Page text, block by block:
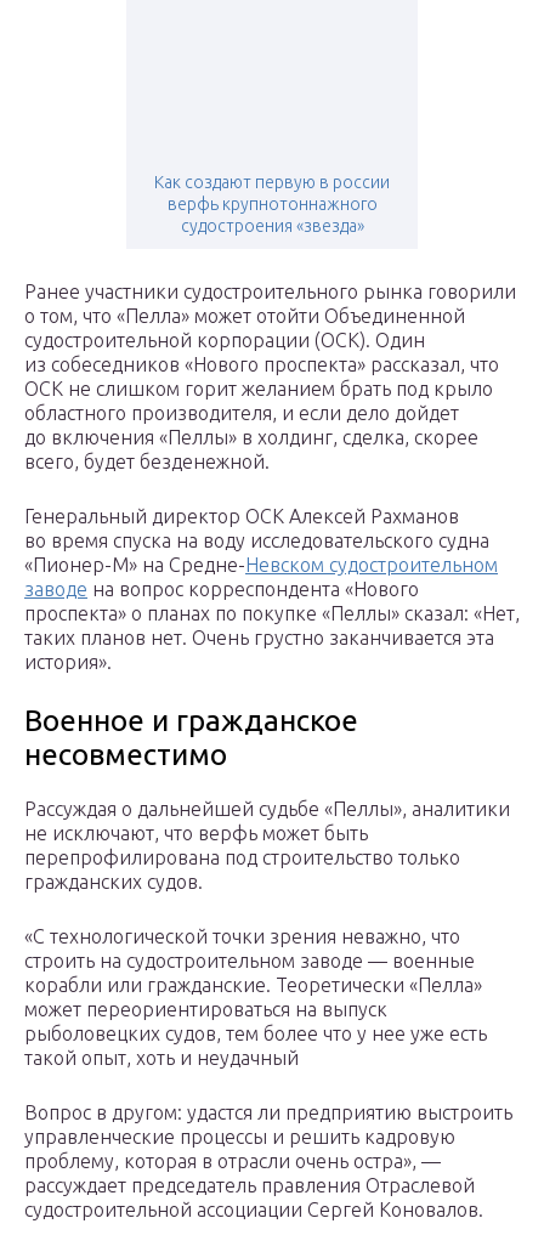
Как создают первую в россии
верфь крупнотоннажного
судостроения «звезда»
Ранее участники судостроительного рынка говорили
о том, что «Пелла» может отойти Объединенной
судостроительной корпорации (ОСК). Один
из собеседников «Нового проспекта» рассказал, что
ОСК не слишком горит желанием брать под крыло
областного производителя, и если дело дойдет
до включения «Пеллы» в холдинг, сделка, скорее
всего, будет безденежной.
Генеральный директор ОСК Алексей Рахманов
во время спуска на воду исследовательского судна
«Пионер-М» на Средне-Невском судостроительном
заводе на вопрос корреспондента «Нового
проспекта» о планах по покупке «Пеллы» сказал: «Нет,
таких планов нет. Очень грустно заканчивается эта
история».
Военное и гражданское
несовместимо
Рассуждая о дальнейшей судьбе «Пеллы», аналитики
не исключают, что верфь может быть
перепрофилирована под строительство только
гражданских судов.
«С технологической точки зрения неважно, что
строить на судостроительном заводе — военные
корабли или гражданские. Теоретически «Пелла»
может переориентироваться на выпуск
рыболовецких судов, тем более что у нее уже есть
такой опыт, хоть и неудачный
Вопрос в другом: удастся ли предприятию выстроить
управленческие процессы и решить кадровую
проблему, которая в отрасли очень остра», —
рассуждает председатель правления Отраслевой
судостроительной ассоциации Сергей Коновалов.